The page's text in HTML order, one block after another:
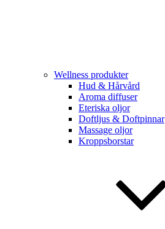
Wellness produkter
Hud & Hårvård
Aroma diffuser
Eteriska oljor
Doftljus & Doftpinnar
Massage oljor
Kroppsborstar